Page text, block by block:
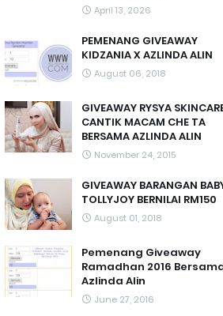
April 13, 2026
PEMENANG GIVEAWAY
KIDZANIA X AZLINDA ALIN
August 06, 2018
GIVEAWAY RYSYA
CANTIK MACAM CHE TA
BERSAMA AZLINDA ALIN
November 24, 2015
GIVEAWAY BARANGAN
TOLLYJOY BERNILAI RM150
August 01, 2018
Pemenang Giveaway
Ramadhan 2016
Azlinda Alin
June 27, 2016